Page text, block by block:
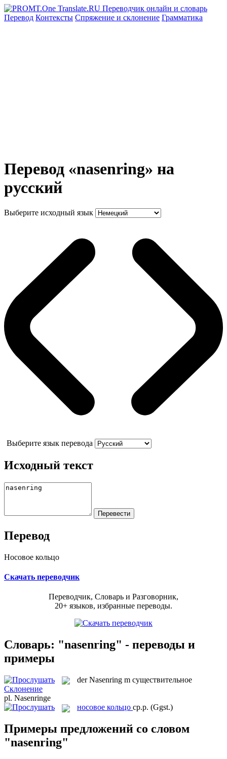
Перевод Контексты Спряжение и склонение Грамматика
Перевод «nasenring» на
русский
Выберите исходный язык
Выберите язык перевода
Исходный текст
Перевод
Носовое кольцо
Скачать переводчик
Переводчик, Словарь и Разговорник,
20+ языков, избранные переводы.
Словарь: "nasenring" - переводы и
примеры
derNasenring m существительное
Склонение
pl. Nasenringe
носовое кольцо ср.р. (Ggst.)
Примеры предложений со словом
"nasenring"